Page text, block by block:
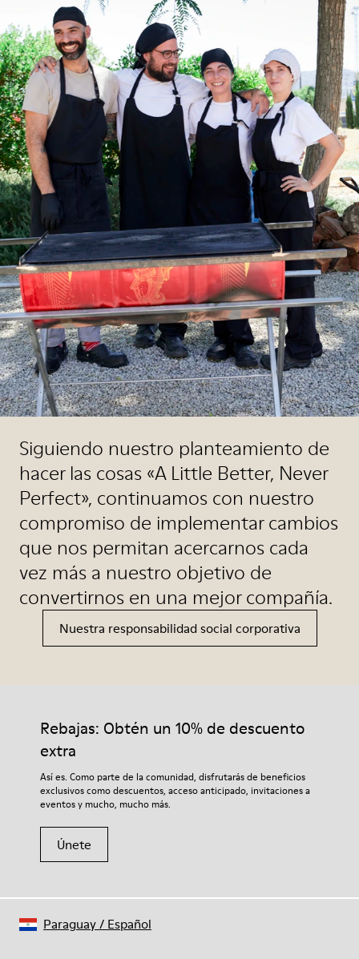
Siguiendo nuestro planteamiento de
hacer las cosas «A Little Better, Never
Perfect», continuamos con nuestro
compromiso de implementar cambios
que nos permitan acercarnos cada
vez más a nuestro objetivo de
convertirnos en una mejor compañía.
Nuestra responsabilidad social corporativa
Rebajas: Obtén un 10% de descuento
extra
Así es. Como parte de la comunidad, disfrutarás de beneficios
exclusivos como descuentos, acceso anticipado, invitaciones a
eventos y mucho, mucho más.
Únete
Paraguay/ Español